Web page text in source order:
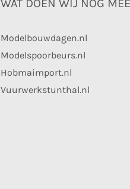
WAT DOEN WIJ NOG
Modelbouwdagen.nl
Modelspoorbeurs.nl
Hobmaimport.nl
Vuurwerkstunthal.nl